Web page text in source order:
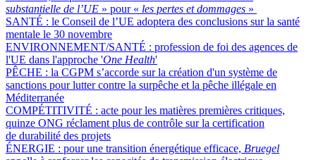
substantielle de l’UE » pour « les pertes et dommages »
SANTÉ : le Conseil de l’UE adoptera des conclusions sur la santé
mentale le 30 novembre
ENVIRONNEMENT/SANTÉ : profession de foi des agences de
l'UE dans l'approche 'One Health'
PÊCHE : la CGPM s’accorde sur la création d'un système de
sanctions pour lutter contre la surpêche et la pêche illégale en
Méditerranée
COMPÉTITIVITÉ : acte pour les matières premières critiques,
quinze ONG réclament plus de contrôle sur la certification
de durabilité des projets
ÉNERGIE : pour une transition énergétique efficace, Bruegel